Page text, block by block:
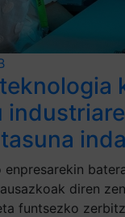
enpresarekin
diren
funtsezko